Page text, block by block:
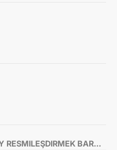
MILLI (IÇERKI) PASPORTY RESMILEŞDIRMEK BARADA